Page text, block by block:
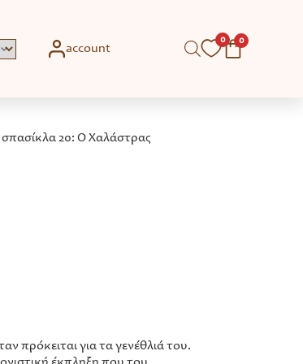
account
0 0
σπασίκλα 20: Ο Χαλάστρας
πρόκειται για τα γενέθλιά του.